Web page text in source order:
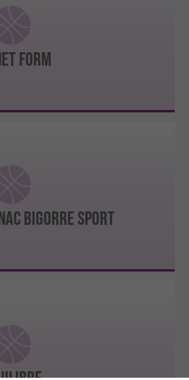
FORM
BIGORRE SPORT